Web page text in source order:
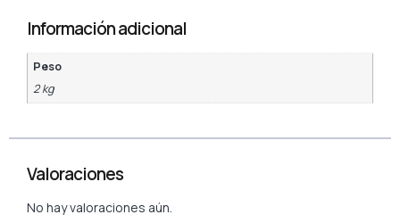
Información adicional
Peso
2 kg
Valoraciones
No hay valoraciones aún.